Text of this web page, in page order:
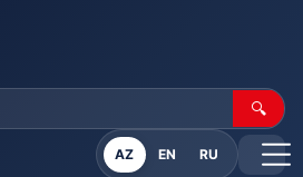
🔍
AZ EN RU